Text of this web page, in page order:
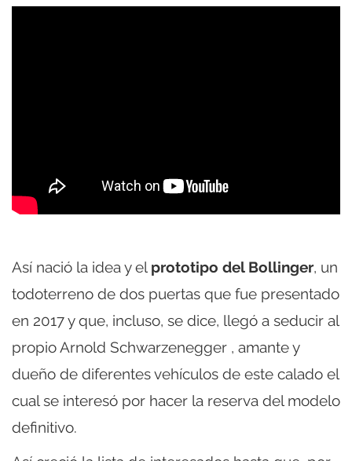
Así nació la idea y el prototipo del Bollinger, un
todoterreno de dos puertas que fue presentado
en 2017 y que, incluso, se dice, llegó a seducir al
propio Arnold Schwarzenegger , amante y
dueño de diferentes vehículos de este calado el
cual se interesó por hacer la reserva del modelo
definitivo.